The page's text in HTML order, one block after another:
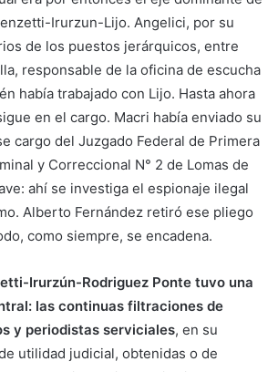
Irurzun-Lijo. Angelici, por su
de los puestos jerárquicos, entre
responsable de la oficina de escucha
había trabajado con Lijo. Hasta ahora
en el cargo. Macri había enviado su
cargo del Juzgado Federal de Primera
y Correccional N° 2 de Lomas de
ahí se investiga el espionaje ilegal
Alberto Fernández retiró ese pliego
como siempre, se encadena.
Irurzún-Rodriguez Ponte tuvo una
las continuas filtraciones de
y periodistas serviciales, en su
utilidad judicial, obtenidas o de